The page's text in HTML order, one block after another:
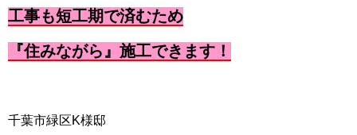
工事も短工期で済むため
『住みながら』施工できます！
千葉市緑区K様邸